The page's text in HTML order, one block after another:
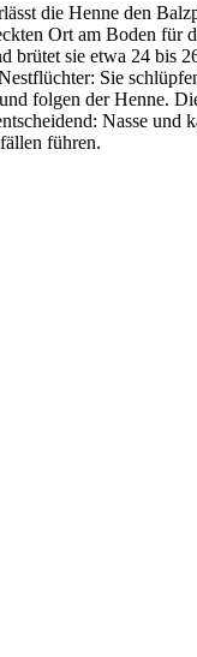
die Henne den
Ort am Boden für
brütet sie etwa 24 bis
Sie
folgen der Henne.
Nasse und
führen.